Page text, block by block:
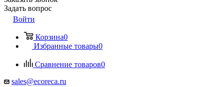
Задать вопрос
Войти
Корзина0
Избранные товары0
Сравнение товаров0
sales@ecoreca.ru